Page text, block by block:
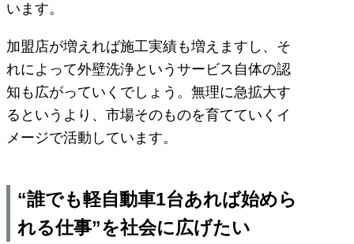
います。
加盟店が増えれば施工実績も増えますし、そ
れによって外壁洗浄というサービス自体の認
知も広がっていくでしょう。無理に急拡大す
るというより、市場そのものを育てていくイ
メージで活動しています。
“誰でも軽自動車1台あれば始めら
れる仕事”を社会に広げたい